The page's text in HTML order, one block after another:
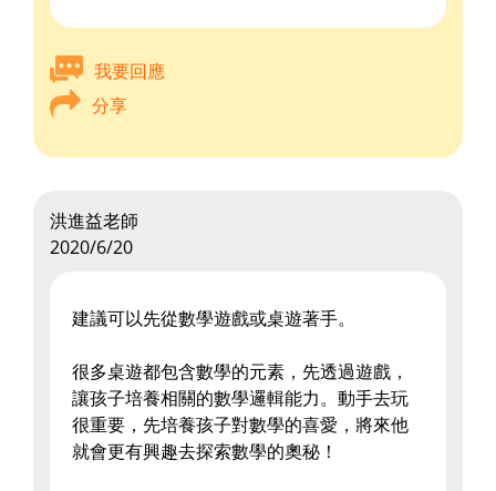
我要回應
分享
洪進益老師
2020/6/20
建議可以先從數學遊戲或桌遊著手。
很多桌遊都包含數學的元素，先透過遊戲，
讓孩子培養相關的數學邏輯能力。動手去玩
很重要，先培養孩子對數學的喜愛，將來他
就會更有興趣去探索數學的奧秘！